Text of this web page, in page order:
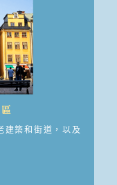
建築和街道，以及